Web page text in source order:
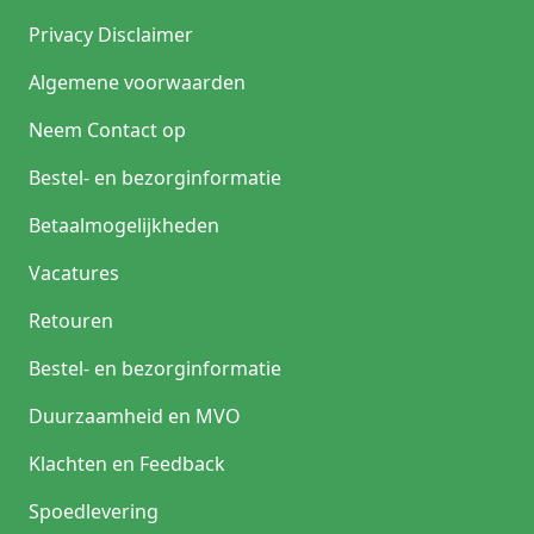
Privacy Disclaimer
Algemene voorwaarden
Neem Contact op
Bestel- en bezorginformatie
Betaalmogelijkheden
Vacatures
Retouren
Bestel- en bezorginformatie
Duurzaamheid en MVO
Klachten en Feedback
Spoedlevering